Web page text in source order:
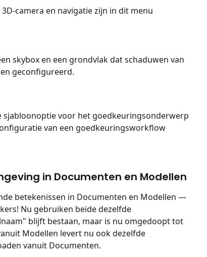
camera en navigatie zijn in dit menu
skybox en een grondvlak dat schaduwen van
geconfigureerd.
sjabloonoptie voor het goedkeuringsonderwerp
van een goedkeuringsworkflow
in Documenten en Modellen
betekenissen in Documenten en Modellen —
Nu gebruiken beide dezelfde
blijft bestaan, maar is nu omgedoopt tot
Modellen levert nu ook dezelfde
vanuit Documenten.